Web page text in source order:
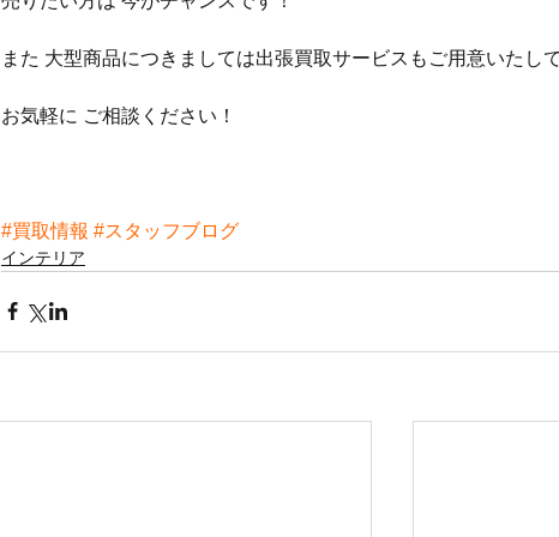
また 大型商品につきましては出張買取サービスもご用意いたし
お気軽に ご相談ください！
#買取情報 #スタッフブログ
インテリア